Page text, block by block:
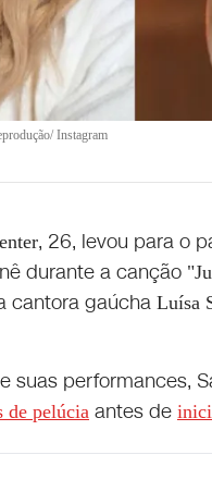
Instagram
, 26, levou para o
durante a canção
cantora gaúcha Luísa
suas performances,
de pelúcia antes de